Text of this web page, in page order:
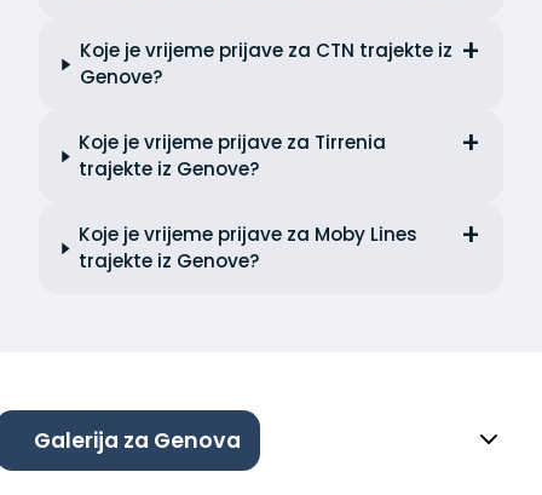
Koje je vrijeme prijave za CTN trajekte iz
Genove?
Koje je vrijeme prijave za Tirrenia
trajekte iz Genove?
Koje je vrijeme prijave za Moby Lines
trajekte iz Genove?
Galerija za Genova